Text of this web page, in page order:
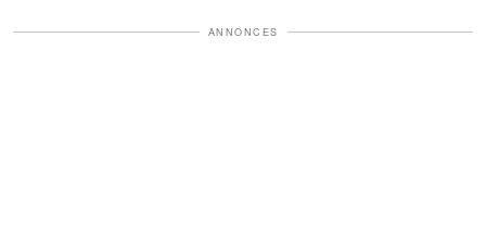
ANNONCES